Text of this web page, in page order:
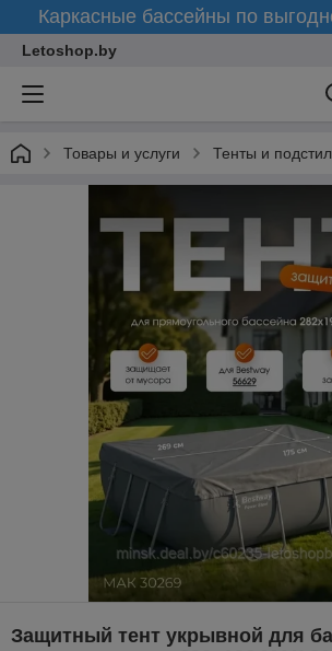
Каркасные бассейны по
Letoshop.by
Товары и услуги Тенты и
Защитный тент укрывной для